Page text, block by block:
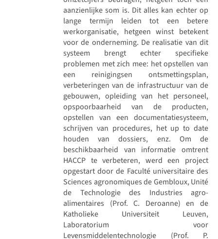
aanzienlijke som is. Dit alles kan echter op
lange termijn leiden tot een betere
werkorganisatie, hetgeen winst betekent
voor de onderneming. De realisatie van dit
systeem brengt echter specifieke
problemen met zich mee: het opstellen van
een reinigingsen ontsmettingsplan,
verbeteringen van de infrastructuur van de
gebouwen, opleiding van het personeel,
opspoorbaarheid van de producten,
opstellen van een documentatiesysteem,
schrijven van procedures, het up to date
houden van dossiers, enz. Om de
beschikbaarheid van informatie omtrent
HACCP te verbeteren, werd een project
opgestart door de Faculté universitaire des
Sciences agronomiques de Gembloux, Unité
de Technologie des Industries agro-
alimentaires (Prof. C. Deroanne) en de
Katholieke Universiteit Leuven,
Laboratorium voor
Levensmiddelentechnologie (Prof. P.